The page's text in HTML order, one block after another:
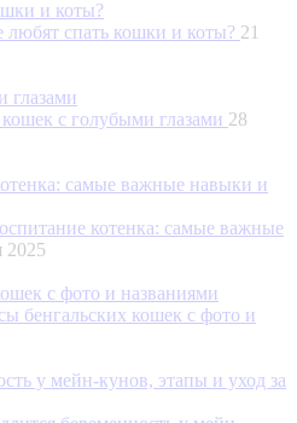
любят спать кошки и коты? 21
с голубыми глазами 28
котенка: самые важные
2025
бенгальских кошек с фото и